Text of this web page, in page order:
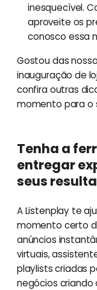
inesquecível.
aproveite os
conosco essa
Gostou das
inauguração de
confira outras
momento para o
Tenha a
entregar
seus
A Listenplay te
momento certo
anúncios
virtuais,
playlists criadas
negócios